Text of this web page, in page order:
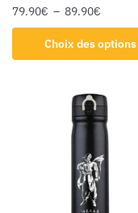
79.90€ – 89.90€
Choix des options